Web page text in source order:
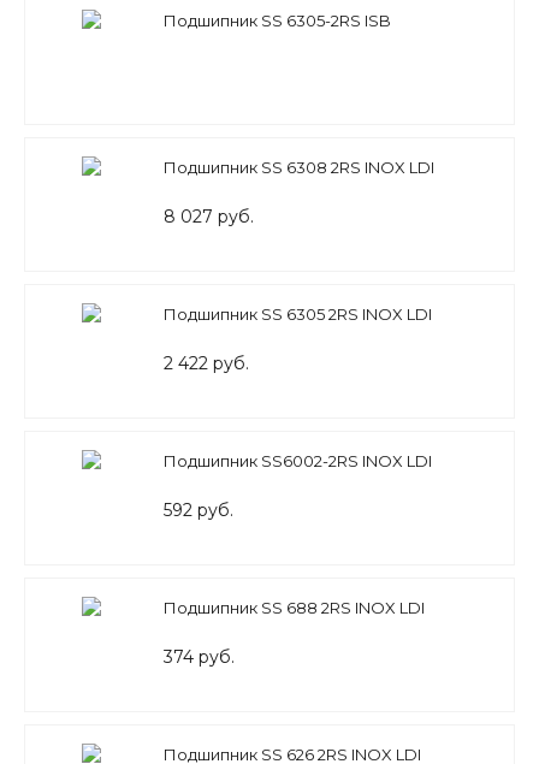
Подшипник SS 6305-2RS ISB
Подшипник SS 6308 2RS INOX LDI
8 027 руб.
Подшипник SS 6305 2RS INOX LDI
2 422 руб.
Подшипник SS6002-2RS INOX LDI
592 руб.
Подшипник SS 688 2RS INOX LDI
374 руб.
Подшипник SS 626 2RS INOX LDI